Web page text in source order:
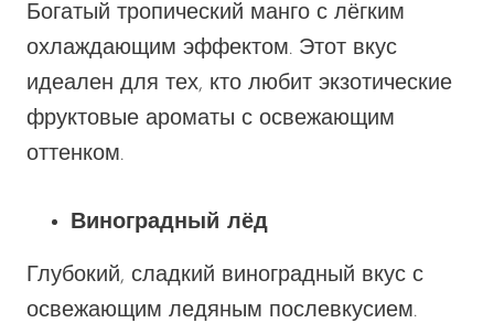
Богатый тропический манго с лёгким
охлаждающим эффектом. Этот вкус
идеален для тех, кто любит экзотические
фруктовые ароматы с освежающим
оттенком.
Виноградный лёд
Глубокий, сладкий виноградный вкус с
освежающим ледяным послевкусием.